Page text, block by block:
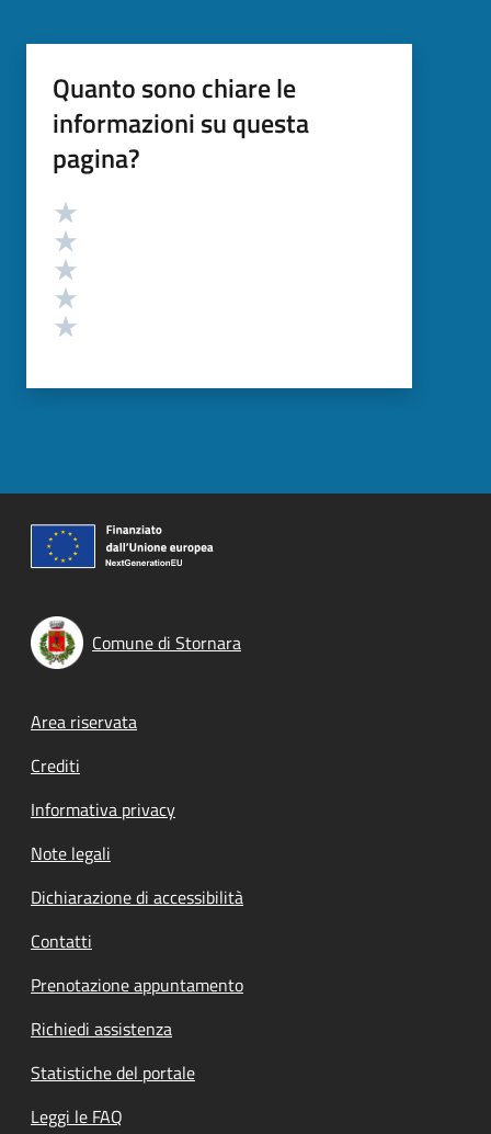
Quanto sono chiare le
informazioni su questa
pagina?
Valutazione
Comune di Stornara
Footer menu
Area riservata
Crediti
Informativa privacy
Note legali
Dichiarazione di accessibilità
Contatti
Prenotazione appuntamento
Richiedi assistenza
Statistiche del portale
Leggi le FAQ